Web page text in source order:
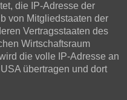
die IP-Adresse der
von Mitgliedstaaten der
Vertragsstaaten des
Wirtschaftsraum
die volle IP-Adresse an
übertragen und dort